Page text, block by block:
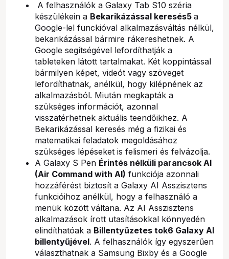
A felhasználók a Galaxy Tab S10 széria
készülékein a Bekarikázással keresés5 a
Google-lel funckióval alkalmazásváltás nélkül,
bekarikázással bármire rákereshetnek. A
Google segítségével lefordíthatják a
tableteken látott tartalmakat. Két koppintással
bármilyen képet, videót vagy szöveget
lefordíthatnak, anélkül, hogy kilépnének az
alkalmazásból. Miután megkapták a
szükséges információt, azonnal
visszatérhetnek aktuális teendőikhez. A
Bekarikázással keresés még a fizikai és
matematikai feladatok megoldásához
szükséges lépéseket is felismeri és felvázolja.
A Galaxy S Pen Érintés nélküli parancsok AI
(Air Command with AI) funkciója azonnali
hozzáférést biztosít a Galaxy AI Asszisztens
funkcióihoz anélkül, hogy a felhasználó a
menük között váltana. Az AI Asszisztens
alkalmazások írott utasításokkal könnyedén
elindíthatóak a Billentyűzetes tok6 Galaxy AI
billentyűjével. A felhasználók így egyszerűen
választhatnak a Samsung Bixby és a Google